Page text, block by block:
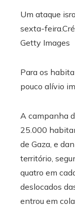
Um ataque
sexta-feira.
Getty Images
Para os
pouco alívio
A campanha
25.000
de Gaza, e
território,
quatro em
deslocados
entrou em